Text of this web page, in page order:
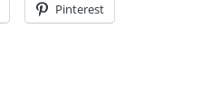
Pinterest